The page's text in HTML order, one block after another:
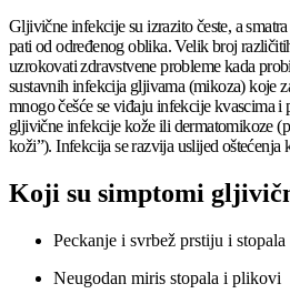
Gljivične infekcije su izrazito česte, a
pati od određenog oblika. Velik broj
uzrokovati zdravstvene probleme kada
sustavnih infekcija gljivama (mikoza) koje
mnogo češće se viđaju infekcije kvascima i
gljivične infekcije kože ili dermatomikoze
koži”). Infekcija se razvija uslijed oštećenja
Koji su simptomi
Peckanje i svrbež prstiju i stopala
Neugodan miris stopala i plikovi